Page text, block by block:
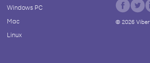
Windows PC
Mac
Linux
© 2026Viber